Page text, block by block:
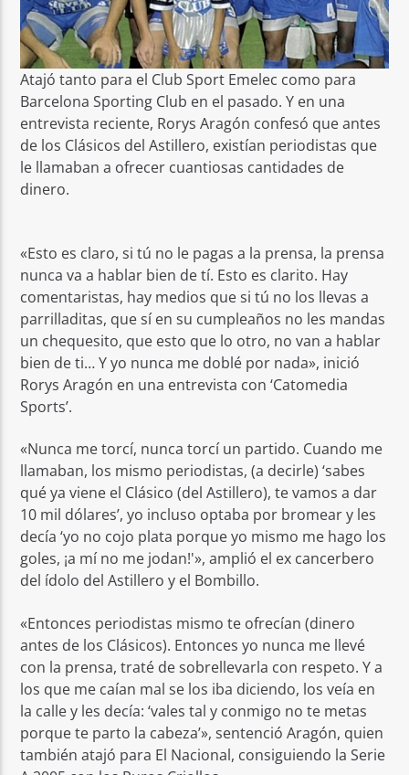
Atajó tanto para el Club Sport Emelec como para
Barcelona Sporting Club en el pasado. Y en una
entrevista reciente, Rorys Aragón confesó que antes
de los Clásicos del Astillero, existían periodistas que
le llamaban a ofrecer cuantiosas cantidades de
dinero.
«Esto es claro, si tú no le pagas a la prensa, la prensa
nunca va a hablar bien de tí. Esto es clarito. Hay
comentaristas, hay medios que si tú no los llevas a
parrilladitas, que sí en su cumpleaños no les mandas
un chequesito, que esto que lo otro, no van a hablar
bien de ti… Y yo nunca me doblé por nada», inició
Rorys Aragón en una entrevista con ‘Catomedia
Sports’.
«Nunca me torcí, nunca torcí un partido. Cuando me
llamaban, los mismo periodistas, (a decirle) ‘sabes
qué ya viene el Clásico (del Astillero), te vamos a dar
10 mil dólares’, yo incluso optaba por bromear y les
decía ‘yo no cojo plata porque yo mismo me hago los
goles, ¡a mí no me jodan!'», amplió el ex cancerbero
del ídolo del Astillero y el Bombillo.
«Entonces periodistas mismo te ofrecían (dinero
antes de los Clásicos). Entonces yo nunca me llevé
con la prensa, traté de sobrellevarla con respeto. Y a
los que me caían mal se los iba diciendo, los veía en
la calle y les decía: ‘vales tal y conmigo no te metas
porque te parto la cabeza’», sentenció Aragón, quien
también atajó para El Nacional, consiguiendo la Serie